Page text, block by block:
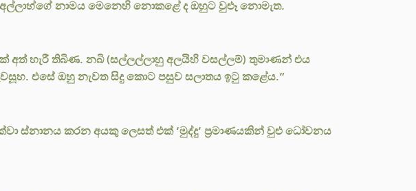
නාමය මෙනෙහි නොකළේ ද ඔහුට වුළූ නොමැත.
හැරී තිබිණ. නබි (සල්ලල්ලාහු අලයිහි වසල්ලම්) තුමාණන් එය
එසේ ඔහු නැවත සිදු කොට පසුව සලාතය ඉටු කළේය.”
ස්නානය කරන අයකු ලෙසත් එක් ‘මුද්දු’ ප්‍රමාණයකින් වුළු ධෝවනය